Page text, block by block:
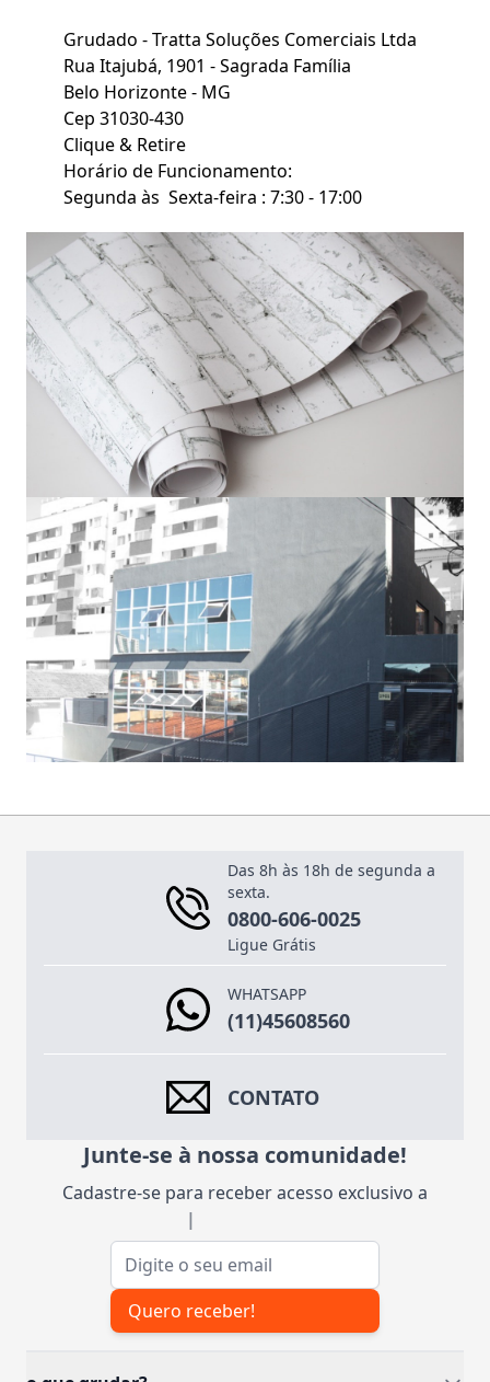
Grudado - Tratta Soluções Comerciais Ltda
Rua Itajubá, 1901 - Sagrada Família
Belo Horizonte - MG
Cep 31030-430
Clique & Retire
Horário de Funcionamento:
Segunda às Sexta-feira : 7:30 - 17:00
Das 8h às 18h de segunda a
sexta.
0800-606-0025
Ligue Grátis
WHATSAPP
(11)45608560
CONTATO
Junte-se à nossa comunidade!
Cadastre-se para receber acesso exclusivo a
insp
Endereço de e-mail
Quero receber!